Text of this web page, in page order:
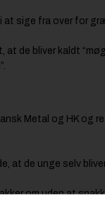
sige fra over for
de bliver kaldt
Metal og HK og
de unge selv
om uden at